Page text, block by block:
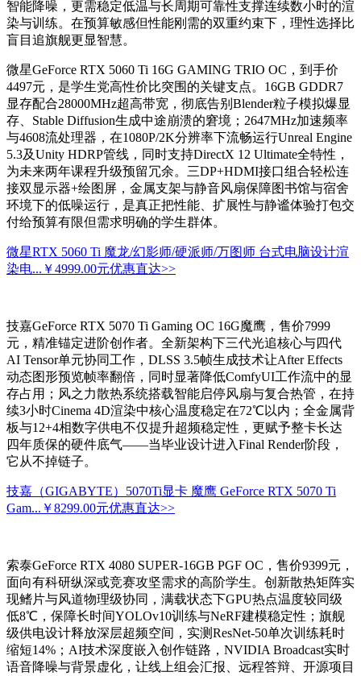
智能降噪，更需稳定低温与长周期可靠性支撑连续数小时的渲
染与训练。在预算敏感但性能刚需的双重约束下，理性选择比
盲目追旗舰更显智慧。
微星GeForce RTX 5060 Ti 16G GAMING TRIO OC，到手价
4497元，是学生党高性价比突围的关键支点。16GB GDDR7
显存配合28000MHz超高带宽，彻底告别Blender粒子模拟爆显
存、Stable Diffusion生成中途崩溃的窘境；2647MHz加速频率
与4608流处理器，在1080P/2K分辨率下流畅运行Unreal Engine
5.3及Unity HDRP管线，同时支持DirectX 12 Ultimate全特性，
为未来两年课程升级预留冗余。三DP+HDMI接口组合轻松连
接双显示器+绘图屏，金属支架与静音风扇保障图书馆与宿舍
环境下的低噪运行，是真正把性能、扩展性与静谧体验打包交
付给预算有限但需求明确的学生群体。
微星RTX 5060 Ti 魔龙/幻影师/硬派师/万图师 台式电脑设计渲
染电... ￥4999.00元优惠直达>>
技嘉GeForce RTX 5070 Ti Gaming OC 16G魔鹰，售价7999
元，精准锚定进阶创作者。全新架构下三代光追核心与四代
AI Tensor单元协同工作，DLSS 3.5帧生成技术让After Effects
动态图形预览帧率翻倍，同时显著降低ComfyUI工作流中的显
存占用；风之力散热系统搭载智能启停风扇与复合热管，在持
续3小时Cinema 4D渲染中核心温度稳定在72℃以内；全金属背
板与12+4相数字供电不仅提升超频稳定性，更赋予整卡长达
四年质保的硬件底气——当毕业设计进入Final Render阶段，
它从不掉链子。
技嘉（GIGABYTE）5070Ti显卡 魔鹰 GeForce RTX 5070 Ti
Gam... ￥8299.00元优惠直达>>
索泰GeForce RTX 4080 SUPER-16GB PGF OC，售价9399元，
面向有科研纵深或竞赛攻坚需求的高阶学生。创新散热矩阵实
现鳍片与风道物理级协同，满载状态下GPU热点温度较同级
低8℃，保障长时间YOLOv10训练与NeRF建模稳定性；旗舰
级供电设计释放深层超频空间，实测ResNet-50单次训练耗时
缩短14%；AI技术深度嵌入创作链路，NVIDIA Broadcast实时
语音降噪与背景虚化，让线上组会汇报、远程答辩、开源项目